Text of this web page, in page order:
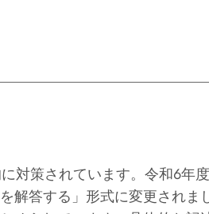
対策されています。令和6年
答する」形式に変更され